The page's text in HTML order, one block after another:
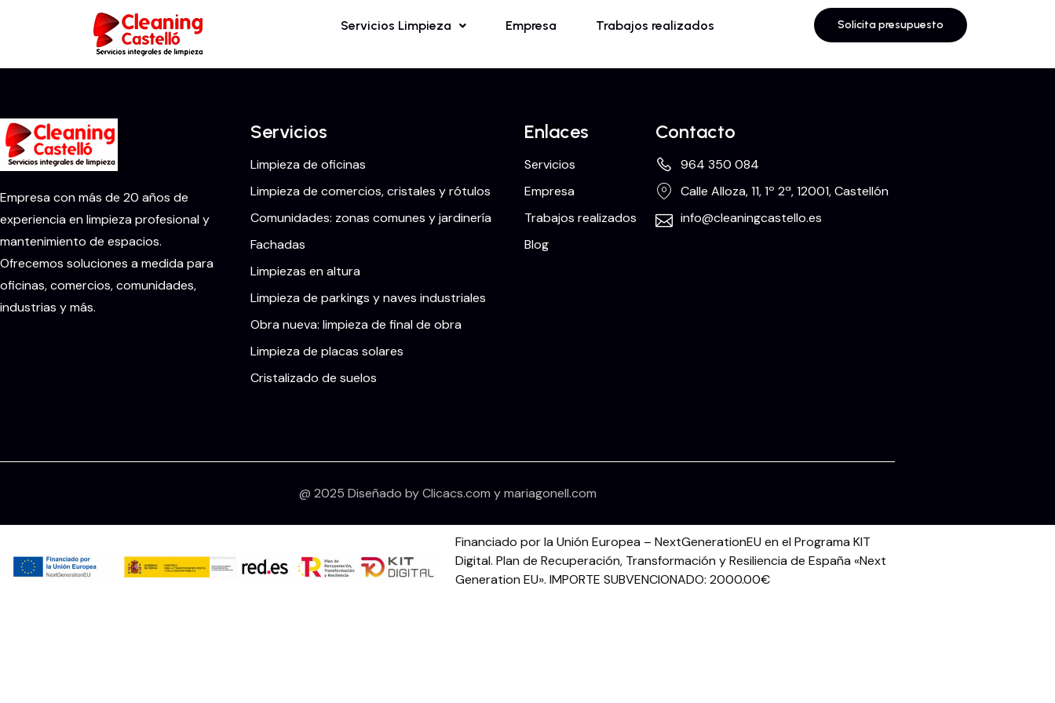
Servicios Limpieza Empresa Trabajos realizados Solicita presupuesto
Empresa con más de 20 años de
experiencia en limpieza profesional y
mantenimiento de espacios.
Ofrecemos soluciones a medida para
oficinas, comercios, comunidades,
industrias y más.
Servicios
Limpieza de oficinas
Limpieza de comercios, cristales y rótulos
Comunidades: zonas comunes y jardinería
Fachadas
Limpiezas en altura
Limpieza de parkings y naves industriales
Obra nueva: limpieza de final de obra
Limpieza de placas solares
Cristalizado de suelos
Enlaces
Servicios
Empresa
Trabajos realizados
Blog
Contacto
964 350 084
Calle Alloza, 11, 1º 2ª, 12001, Castellón
info@cleaningcastello.es
@ 2025 Diseñado byClicacs.com ymariagonell.com
Financiado por la Unión Europea – NextGenerationEU en el Programa KIT
Digital. Plan de Recuperación, Transformación y Resiliencia de España «Next
Generation EU». IMPORTE SUBVENCIONADO: 2000.00€